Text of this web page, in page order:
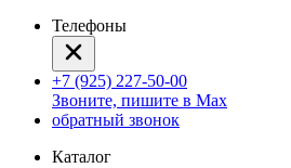
Телефоны
+7 (925) 227-50-00
Звоните, пишите в Max
обратный звонок
Каталог